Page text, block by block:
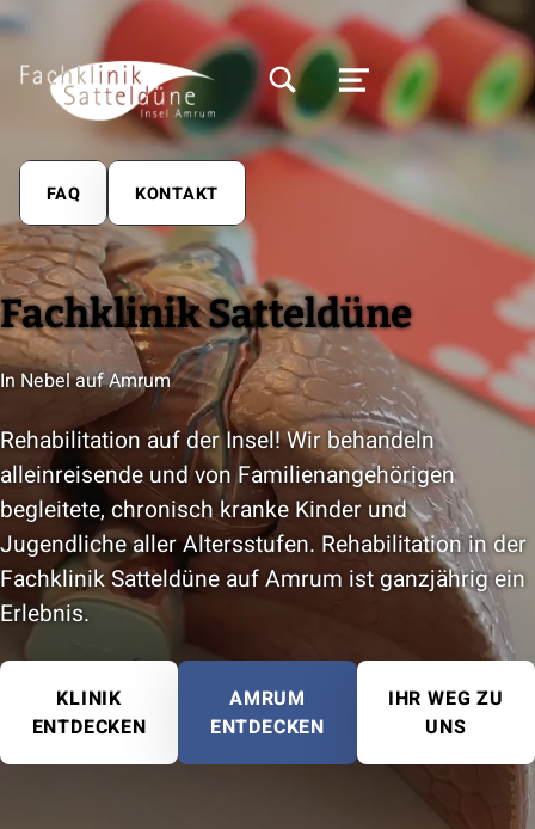
MODALES SUCHFELD UMSCHALTEN
MENÜ
FAQ KONTAKT
Fachklinik Satteldüne
In Nebel auf Amrum
Rehabilitation auf der Insel! Wir behandeln
alleinreisende und von Familienangehörigen
begleitete, chronisch kranke Kinder und
Jugendliche aller Altersstufen. Rehabilitation in der
Fachklinik Satteldüne auf Amrum ist ganzjährig ein
Erlebnis.
KLINIK
ENTDECKEN
AMRUM
ENTDECKEN
IHR WEG ZU
UNS